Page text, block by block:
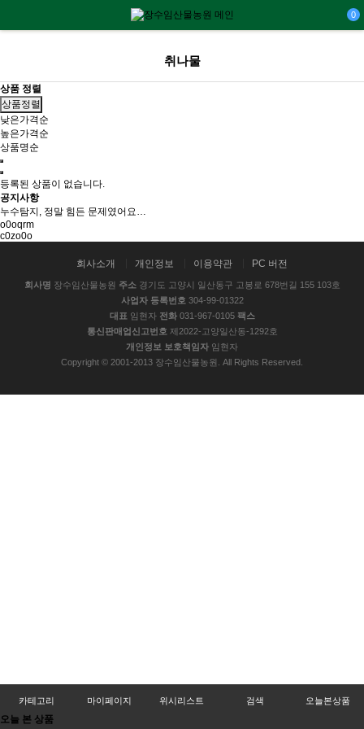
0
취나물
상품 정렬
상품정렬
낮은가격순
높은가격순
상품명순
등록된 상품이 없습니다.
카테고리 마이페이지 위시리스트 검색 오늘본상품
오늘 본 상품
공지사항
누수탐지, 정말 힘든 문제였어요…
o0oqrm
c0zo0o
회사소개 개인정보 이용약관 PC 버전
회사명 장수임산물농원 주소경기도 고양시 일산동구 고봉로 678번길 155 103호
사업자 등록번호 304-99-01322
대표 임현자 전화031-967-0105 팩스
통신판매업신고번호 제2022-고양일산동-1292호
개인정보 보호책임자 임현자
Copyright © 2001-2013 장수임산물농원. All Rights Reserved.